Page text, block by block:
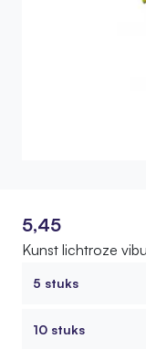
5,45
Kunst lichtroze
5 stuks
10 stuks